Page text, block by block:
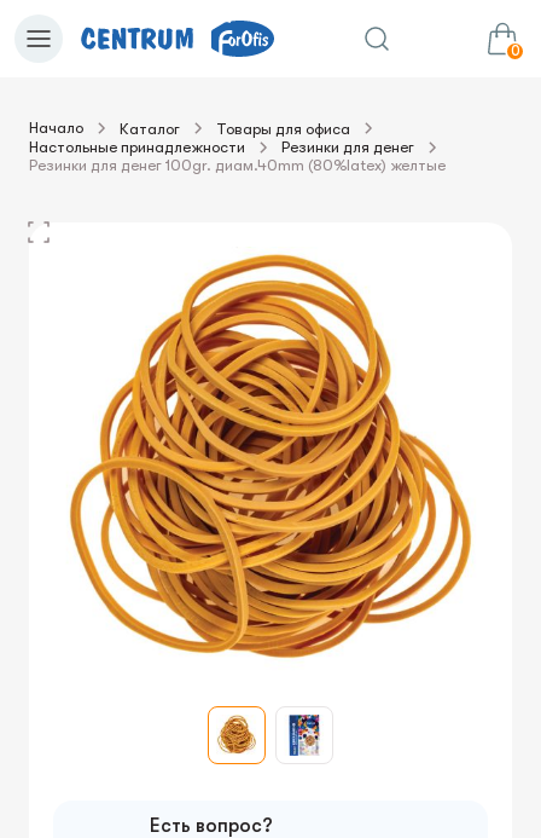
0
в корзину Сумма:0.00€
Начало Каталог
Товары для офиса
Настольные принадлежности
Резинки для денег
Резинки для денег 100gr. диам.40mm (80%latex) желтые
Есть вопрос?